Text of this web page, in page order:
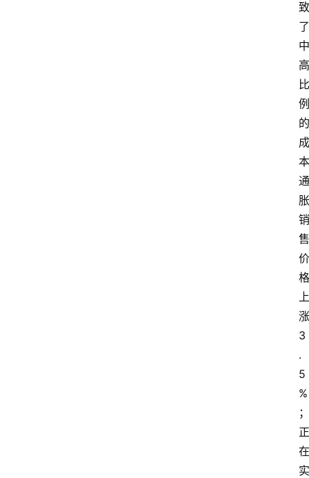
致
了
中
高
比
例
的
成
本
通
胀
销
售
价
格
上
涨
3
.
5
%
；
正
在
实